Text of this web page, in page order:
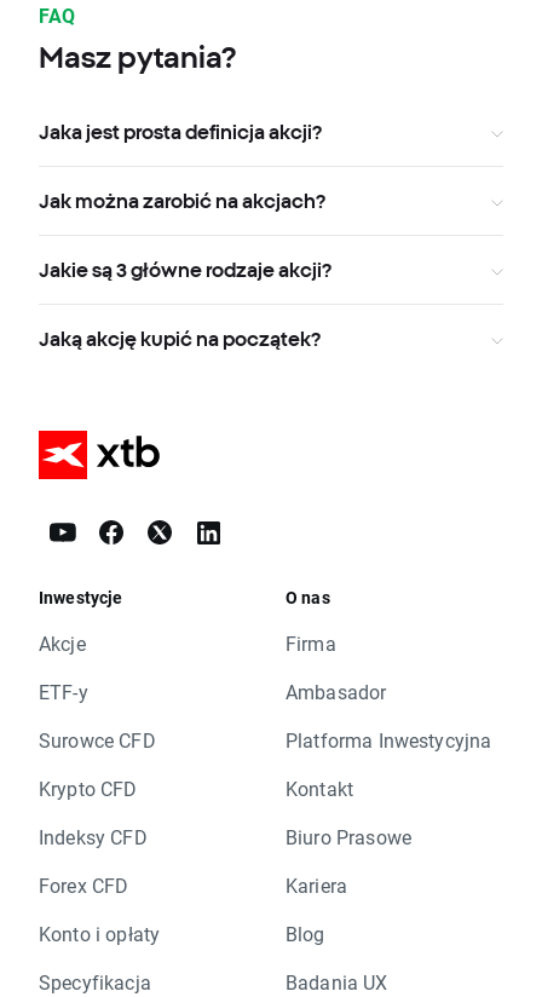
FAQ
Masz pytania?
Jaka jest prosta definicja akcji?
Jak można zarobić na akcjach?
Jakie są 3 główne rodzaje akcji?
Jaką akcję kupić na początek?
Inwestycje
Akcje
ETF-y
Surowce CFD
Krypto CFD
Indeksy CFD
Forex CFD
Konto i opłaty
Specyfikacja
O nas
Firma
Ambasador
Platforma Inwestycyjna
Kontakt
Biuro Prasowe
Kariera
Blog
Badania UX